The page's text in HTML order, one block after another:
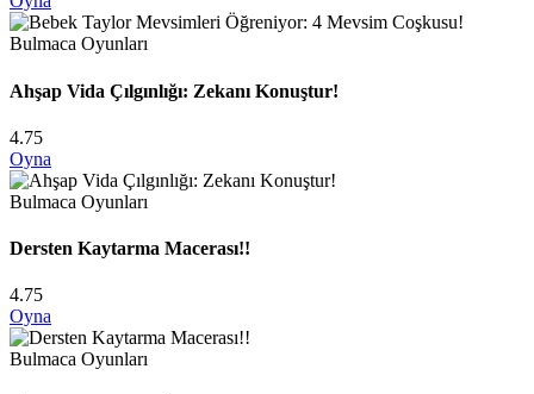
Bulmaca Oyunları
Ahşap Vida Çılgınlığı: Zekanı Konuştur!
4.75
Oyna
Bulmaca Oyunları
Dersten Kaytarma Macerası!!
4.75
Oyna
Bulmaca Oyunları